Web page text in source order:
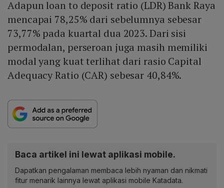
Adapun loan to deposit ratio (LDR) Bank Raya
mencapai 78,25% dari sebelumnya sebesar
73,77% pada kuartal dua 2023. Dari sisi
permodalan, perseroan juga masih memiliki
modal yang kuat terlihat dari rasio Capital
Adequacy Ratio (CAR) sebesar 40,84%.
Baca artikel ini lewat aplikasi mobile.
Dapatkan pengalaman membaca lebih nyaman dan nikmati
fitur menarik lainnya lewat aplikasi mobile Katadata.